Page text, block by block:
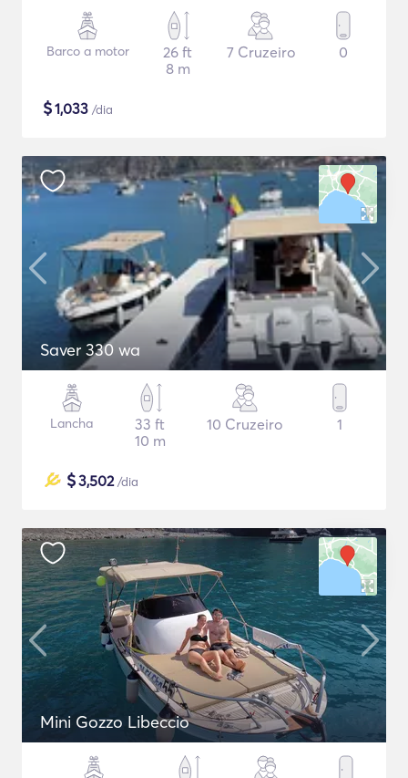
Barco a motor
26 ft
8 m
7 Cruzeiro 0
$1,033 /dia
Saver 330 wa
Lancha
33 ft
10 m
10 Cruzeiro 1
$3,502/dia
Mini Gozzo Libeccio